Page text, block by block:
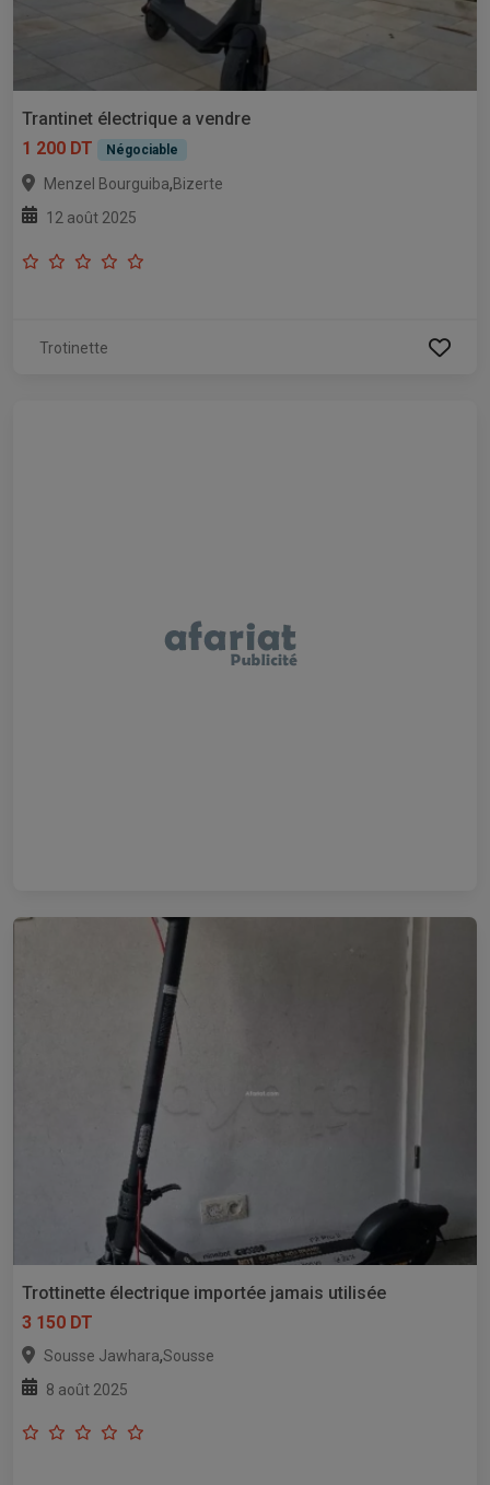
Trantinet électrique a vendre
1 200 DT
Négociable
Menzel Bourguiba,Bizerte
12 août 2025
Trotinette
Trottinette électrique importée jamais utilisée
3 150 DT
Sousse Jawhara,Sousse
8 août 2025